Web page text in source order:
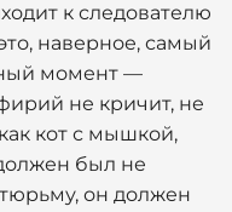
к следователю
наверное, самый
момент —
не кричит, не
кот с мышкой,
был не
он должен